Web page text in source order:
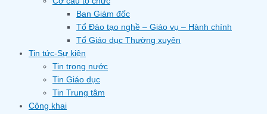
Ban Giám đốc
Tổ Đào tạo nghề – Giáo vụ – Hành chính
Tổ Giáo dục Thường xuyên
Tin tức-Sự kiện
Tin trong nước
Tin Giáo dục
Tin Trung tâm
Công khai